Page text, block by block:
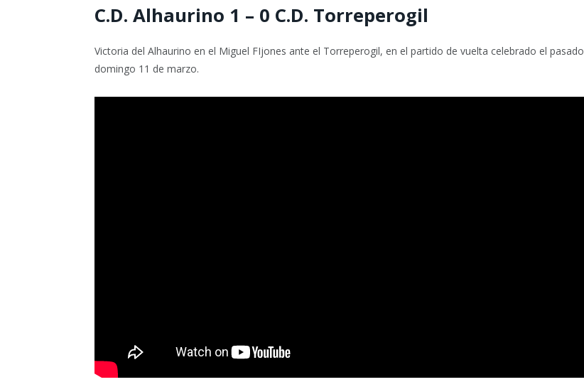
C.D. Alhaurino 1 – 0 C.D. Torreperogil
Victoria del Alhaurino en el Miguel FIjones ante el Torreperogil, en el partido de vuelta celebrado el pasado
domingo 11 de marzo.